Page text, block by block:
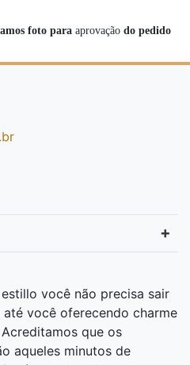
foto para aprovação do pedido
você não precisa sair
você oferecendo charme
que os
aqueles minutos de